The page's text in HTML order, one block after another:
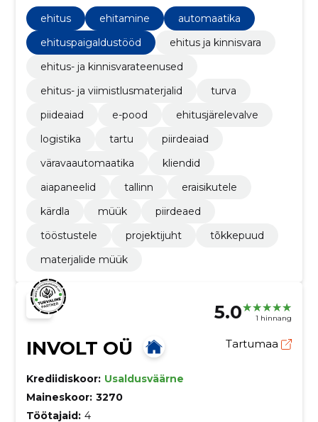
ehitus ehitamine
automaatika
ehituspaigaldustööd
ehitus ja kinnisvara
ehitus- ja kinnisvarateenused
ehitus- ja viimistlusmaterjalid
turva
piideaiad
e-pood
ehitusjärelevalve
logistika
tartu
piirdeaiad
väravaautomaatika
kliendid
aiapaneelid
tallinn
eraisikutele
kärdla
müük
piirdeaed
tööstustele
projektijuht
tõkkepuud
materjalide müük
5.0 1 hinnang
INVOLT OÜ Tartumaa
Krediidiskoor: Usaldusväärne
Maineskoor: 3270
Töötajaid: 4